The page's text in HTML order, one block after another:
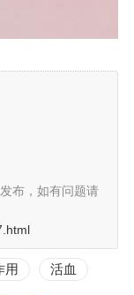
布，如有问题请
用 活血